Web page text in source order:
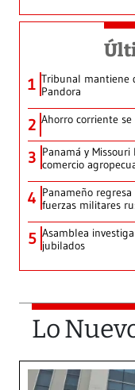
1 Tribunal mantiene
Pandora
2 Ahorro corriente
3 Panamá y
comercio
4 Panameño
fuerzas militares
5 Asamblea
jubilados
Lo